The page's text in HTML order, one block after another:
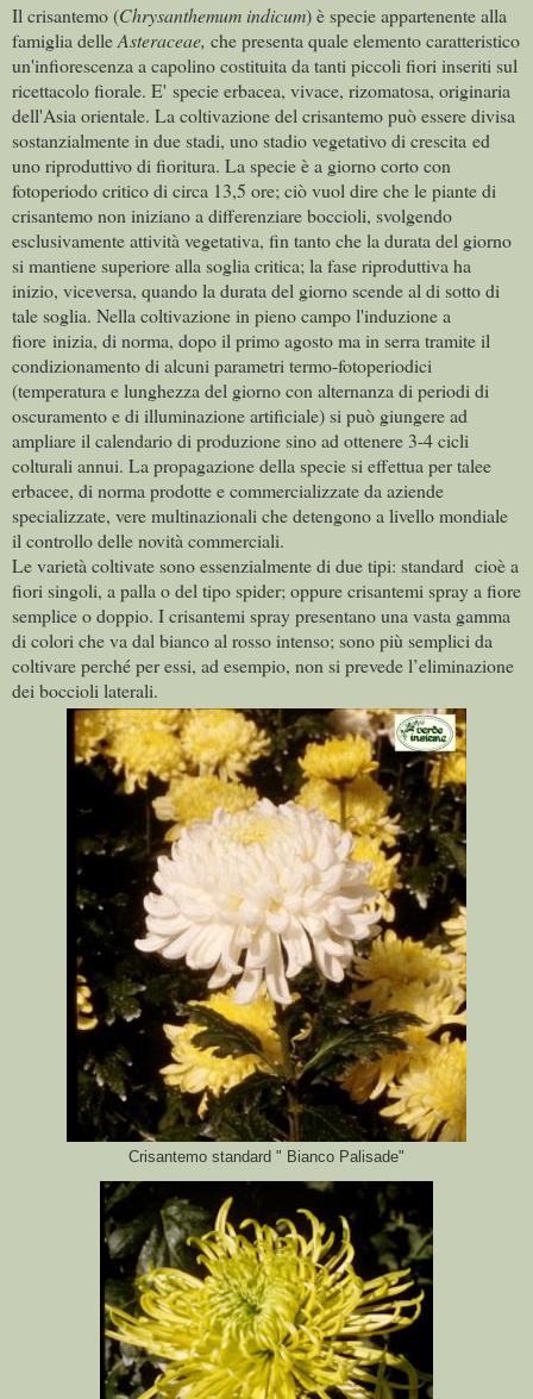
Il crisantemo (Chrysanthemum indicum) è specie appartenente alla
famiglia delleAsteraceae, che presenta quale elemento caratteristico
un'infiorescenza a capolino costituita da tanti piccoli fiori inseriti sul
ricettacolo fiorale. E' specie erbacea, vivace, rizomatosa, originaria
dell'Asia orientale. La coltivazione del crisantemo può essere divisa
sostanzialmente in due stadi, uno stadio vegetativo di crescita ed
uno riproduttivo di fioritura. La specie è a giorno corto con
fotoperiodo critico di circa 13,5 ore; ciò vuol dire che le piante di
crisantemo non iniziano a differenziare boccioli, svolgendo
esclusivamente attività vegetativa, fin tanto che la durata del giorno
si mantiene superiore alla soglia critica; la fase riproduttiva ha
inizio, viceversa, quando la durata del giorno scende al di sotto di
tale soglia. Nella coltivazione in pieno campo l'induzione a
fiore inizia, di norma, dopo il primo agosto ma in serra tramite il
condizionamento di alcuni parametri termo-fotoperiodici
(temperatura e lunghezza del giorno con alternanza di periodi di
oscuramento e di illuminazione artificiale) si può giungere ad
ampliare il calendario di produzione sino ad ottenere 3-4 cicli
colturali annui. La propagazione della specie si effettua per talee
erbacee, di norma prodotte e commercializzate da aziende
specializzate, vere multinazionali che detengono a livello mondiale
il controllo delle novità commerciali.
Le varietà coltivate sono essenzialmente di due tipi: standard cioè a
fiori singoli, a palla o del tipo spider; oppure crisantemi spray a fiore
semplice o doppio. I crisantemi spray presentano una vasta gamma
di colori che va dal bianco al rosso intenso; sono più semplici da
coltivare perché per essi, ad esempio, non si prevede l’eliminazione
dei boccioli laterali.
Crisantemo standard " Bianco Palisade"